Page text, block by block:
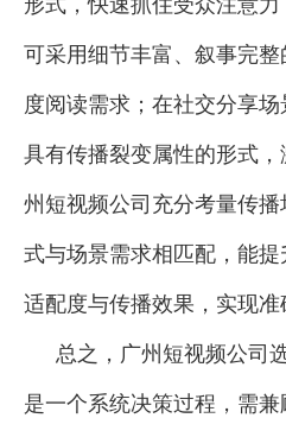
形式，快速抓住受众注意力
可采用细节丰富、叙事完
度阅读需求；在社交分享场
具有传播裂变属性的形式
州短视频公司充分考量传
式与场景需求相匹配，能
适配度与传播效果，实现准
总之，广州短视频公司
是一个系统决策过程，需兼